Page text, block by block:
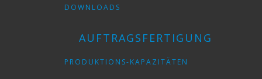
DOWNLOADS
AUFTRAGSFERTIGUNG
PRODUKTIONS-KAPAZITÄTEN